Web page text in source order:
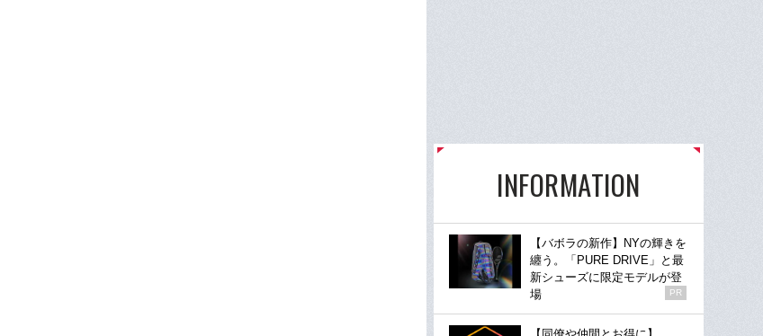
INFORMATION
【バボラの新作】NYの輝きを
纏う。「PURE DRIVE」と最
新シューズに限定モデルが登
場
PR